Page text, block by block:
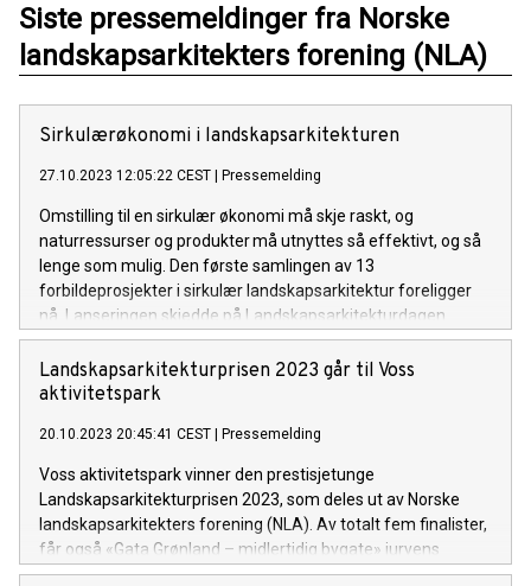
Siste pressemeldinger fra Norske
landskapsarkitekters forening (NLA)
Sirkulærøkonomi i landskapsarkitekturen
27.10.2023 12:05:22 CEST | Pressemelding
Omstilling til en sirkulær økonomi må skje raskt, og
naturressurser og produkter må utnyttes så effektivt, og så
lenge som mulig. Den første samlingen av 13
forbildeprosjekter i sirkulær landskapsarkitektur foreligger
nå. Lanseringen skjedde på Landskapsarkitekturdagen
20.10.2023.
Landskapsarkitekturprisen 2023 går til Voss
aktivitetspark
20.10.2023 20:45:41 CEST | Pressemelding
Voss aktivitetspark vinner den prestisjetunge
Landskapsarkitekturprisen 2023, som deles ut av Norske
landskapsarkitekters forening (NLA). Av totalt fem finalister,
får også «Gata Grønland – midlertidig bygate» juryens
«Hedrende omtale».